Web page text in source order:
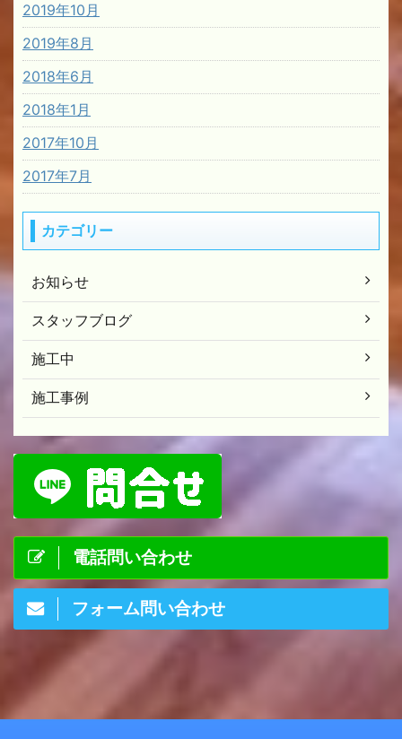
2019年10月
2019年8月
2018年6月
2018年1月
2017年10月
2017年7月
カテゴリー
お知らせ
スタッフブログ
施工中
施工事例
電話問い合わせ
フォーム問い合わせ